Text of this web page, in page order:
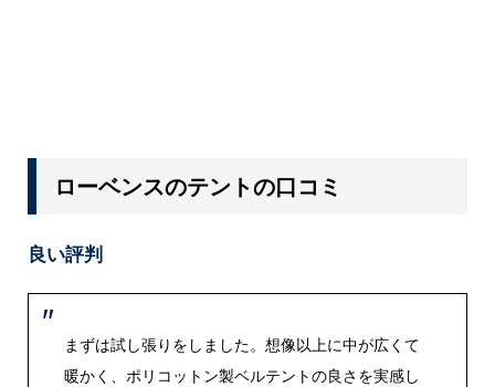
ローベンスのテントの口コミ
良い評判
まずは試し張りをしました。想像以上に中が広くて
暖かく、ポリコットン製ベルテントの良さを実感し